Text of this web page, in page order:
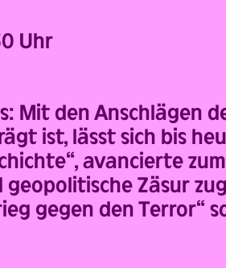
Uhr
Mit den Anschlägen
ist, lässt sich bis
avancierte
geopolitische Zäsur
gegen den Terror“